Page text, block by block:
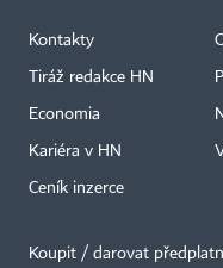
Kontakty
Tiráž redakce HN
Economia
Kariéra v HN
Ceník inzerce
Koupit / darovat